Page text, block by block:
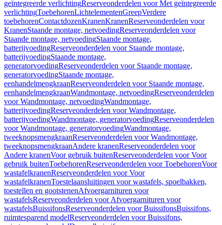
geïntegreerde verlichtingReserveonderdelen voor Met geïntegreerde
verlichtingToebehorenLichtelementenGreepVerdere
toebehorenContactdozenKranenKranenReserveonderdelen voor
KranenStaande montage, netvoedingReserveonderdelen voor
Staande montage, netvoedingStaande montage,
batterijvoedingReserveonderdelen voor Staande montage,
batterijvoedingStaande montage,
generatorvoedingReserveonderdelen voor Staande montage,
generatorvoedingStaande montage,
eenhandelmengkraanReserveonderdelen voor Staande montage,
eenhandelmengkraanWandmontage, netvoedingReserveonderdelen
voor Wandmontage, netvoedingWandmontage,
batterijvoedingReserveonderdelen voor Wandmontage,
batterijvoedingWandmontage, generatorvoedingReserveonderdelen
voor Wandmontage, generatorvoedingWandmontage,
tweeknopsmengkraanReserveonderdelen voor Wandmontage,
tweeknopsmengkraanAndere kranenReserveonderdelen voor
Andere kranenVoor gebruik buitenReserveonderdelen voor Voor
gebruik buitenToebehorenReserveonderdelen voor ToebehorenVoor
wastafelkranenReserveonderdelen voor Voor
wastafelkranenToestelaansluitingen voor wastafels, spoelbakken,
toestellen en gootstenenAfvoergarnituren voor
wastafelsReserveonderdelen voor Afvoergarnituren voor
wastafelsBuissifonsReserveonderdelen voor BuissifonsBuissifons,
ruimtesparend modelReserveonderdelen voor Buissifons,